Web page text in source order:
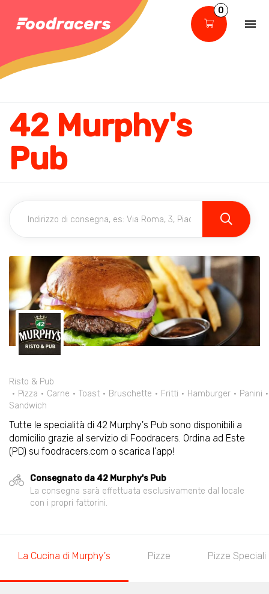
0
42 Murphy's
Pub
Risto & Pub
Pizza
Carne Toast Bruschette Fritti Hamburger
Panini
Sandwich
Tutte le specialità di 42 Murphy's Pub sono disponibili a
domicilio grazie al servizio di Foodracers. Ordina ad Este
(PD) su foodracers.com o scarica l'app!
Consegnato da 42 Murphy's Pub
La consegna sarà effettuata esclusivamente dal locale
con i propri fattorini.
La Cucina di Murphy's Pizze Pizze Speciali